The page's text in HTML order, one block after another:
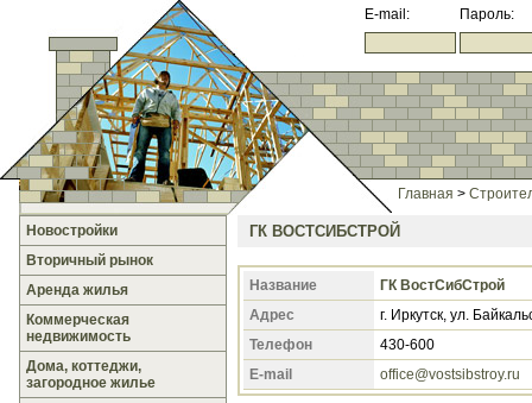
E-mail: Пароль:
Главная >
Новостройки
Вторичный рынок
Аренда жилья
Коммерческая
недвижимость
Дома, коттеджи,
загородное жилье
ГК ВОСТСИБСТРОЙ
Название
ГК ВостСибСтрой
Адрес
г. Иркутск, ул.
Телефон
430-600
E-mail
office@vostsibstroy.ru